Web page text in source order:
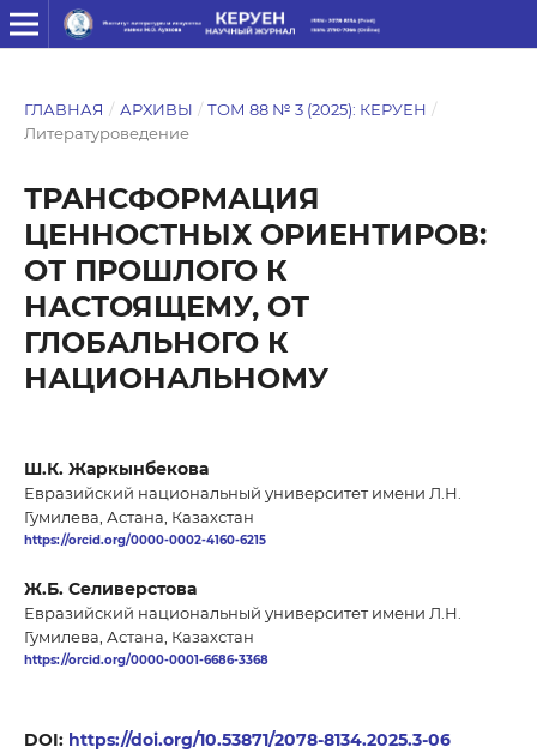
ГЛАВНАЯ / АРХИВЫ / ТОМ 88 № 3 (2025): КЕРУЕН /
Литературоведение
ТРАНСФОРМАЦИЯ
ЦЕННОСТНЫХ ОРИЕНТИРОВ:
ОТ ПРОШЛОГО К
НАСТОЯЩЕМУ, ОТ
ГЛОБАЛЬНОГО К
НАЦИОНАЛЬНОМУ
Ш.К. Жаркынбекова
Евразийский национальный университет имени Л.Н.
Гумилева, Астана, Казахстан
https://orcid.org/0000-0002-4160-6215
Ж.Б. Селиверстова
Евразийский национальный университет имени Л.Н.
Гумилева, Астана, Казахстан
https://orcid.org/0000-0001-6686-3368
DOI: https://doi.org/10.53871/2078-8134.2025.3-06